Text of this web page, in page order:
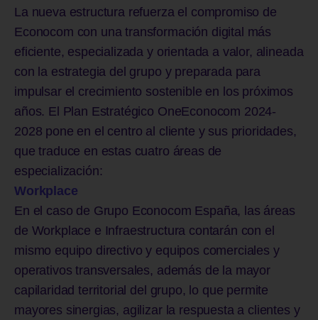
La nueva estructura refuerza el compromiso de
Econocom con una transformación digital más
eficiente, especializada y orientada a valor, alineada
con la estrategia del grupo y preparada para
impulsar el crecimiento sostenible en los próximos
años. El Plan Estratégico OneEconocom 2024-
2028 pone en el centro al cliente y sus prioridades,
que traduce en estas cuatro áreas de
especialización:
Workplace
En el caso de Grupo Econocom España, las áreas
de Workplace e Infraestructura contarán con el
mismo equipo directivo y equipos comerciales y
operativos transversales, además de la mayor
capilaridad territorial del grupo, lo que permite
mayores sinergias, agilizar la respuesta a clientes y